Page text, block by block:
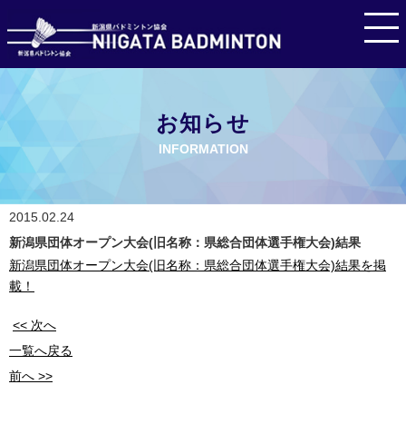
お知らせ
INFORMATION
2015.02.24
新潟県団体オープン大会(旧名称：県総合団体選手権大会)結果
新潟県団体オープン大会(旧名称：県総合団体選手権大会)結果を掲
載！
<< 次へ
一覧へ戻る
前へ >>